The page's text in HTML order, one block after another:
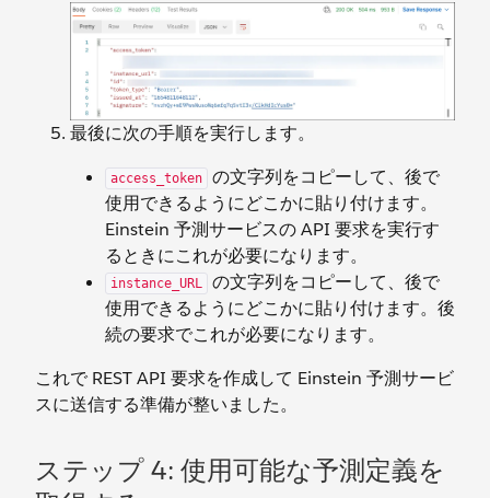
最後に次の手順を実行します。
access_token
の文字列をコピーして、後で
使用できるようにどこかに貼り付けます。
Einstein 予測サービスの API 要求を実行す
るときにこれが必要になります。
instance_URL
の文字列をコピーして、後で
使用できるようにどこかに貼り付けます。後
続の要求でこれが必要になります。
これで REST API 要求を作成して Einstein 予測サービ
スに送信する準備が整いました。
ステップ 4: 使用可能な予測定義を